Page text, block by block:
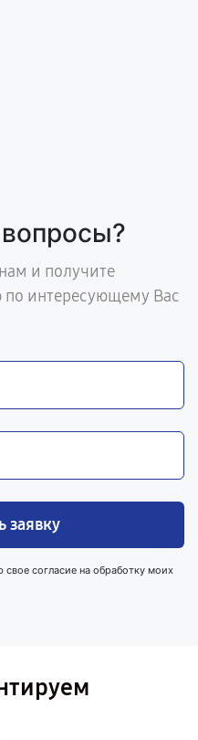
и получите
по интересующему Вас
заявку
согласие на обработку моих